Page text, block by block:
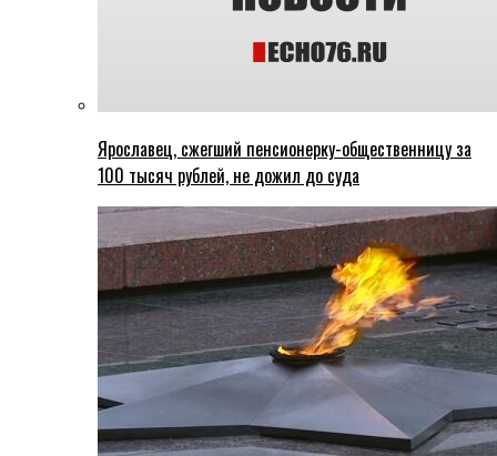
Ярославец, сжегший пенсионерку-общественницу за
100 тысяч рублей, не дожил до суда